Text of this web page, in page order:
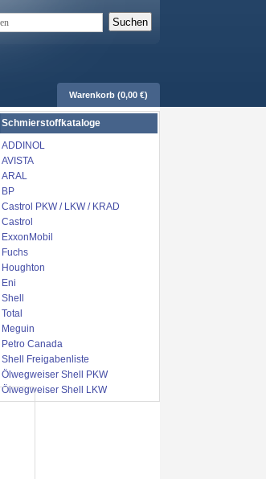
Warenkorb (0,00 €)
Schmierstoffkataloge
ADDINOL
AVISTA
ARAL
BP
Castrol PKW / LKW / KRAD
Castrol
ExxonMobil
Fuchs
Houghton
Eni
Shell
Total
Meguin
Petro Canada
Shell Freigabenliste
Ölwegweiser Shell PKW
Ölwegweiser Shell LKW